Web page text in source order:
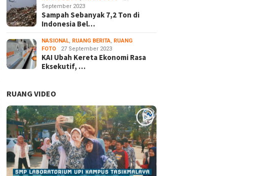
September 2023
Sampah Sebanyak 7,2 Ton di
Indonesia Bel…
NASIONAL, RUANG BERITA, RUANG
FOTO
27 September 2023
KAI Ubah Kereta Ekonomi Rasa
Eksekutif, …
RUANG VIDEO